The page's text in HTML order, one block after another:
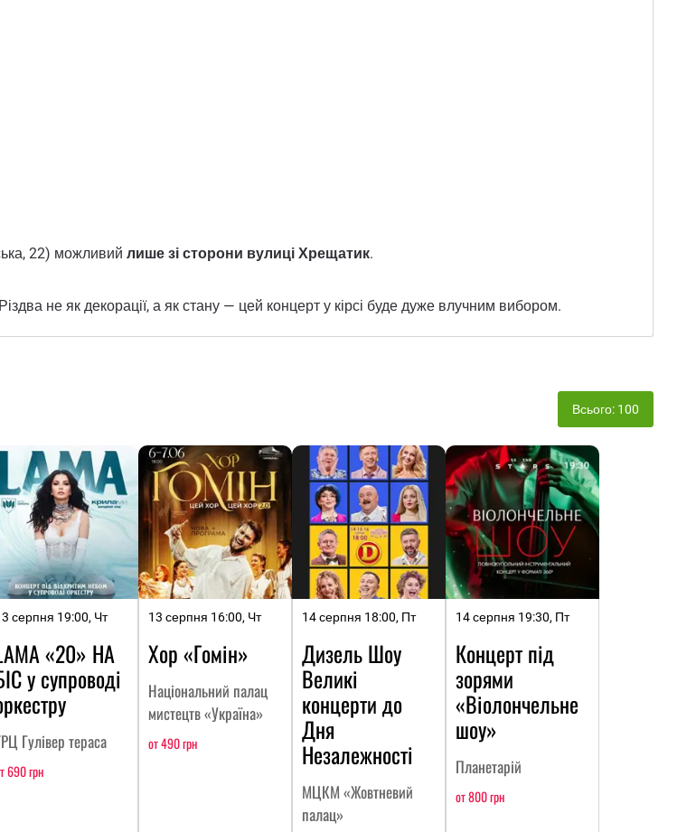
22) можливий лише зі сторони вулиці Хрещатик.
не як декорації, а як стану — цей концерт у кірсі буде дуже влучним вибором.
Всього: 100
серпня 19:00, Чт
«20» НА
у супроводі
Гулівер тераса
690 грн
13 серпня 16:00, Чт
Хор «Гомін»
Національний палац
мистецтв «Україна»
от 490 грн
14 серпня 18:00, Пт
Дизель Шоу
Великі
концерти до
Дня
Незалежності
МЦКМ «Жовтневий
палац»
14 серпня 19:30, Пт
Концерт під
зорями
«Віолончельне
шоу»
Планетарій
от 800 грн